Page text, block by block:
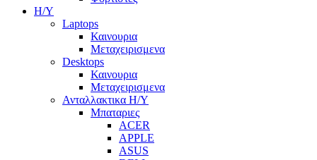
Η/Υ
Laptops
Καινουρια
Μεταχειρισμενα
Desktops
Καινουρια
Μεταχειρισμενα
Ανταλλακτικα H/Y
Μπαταριες
ACER
APPLE
ASUS